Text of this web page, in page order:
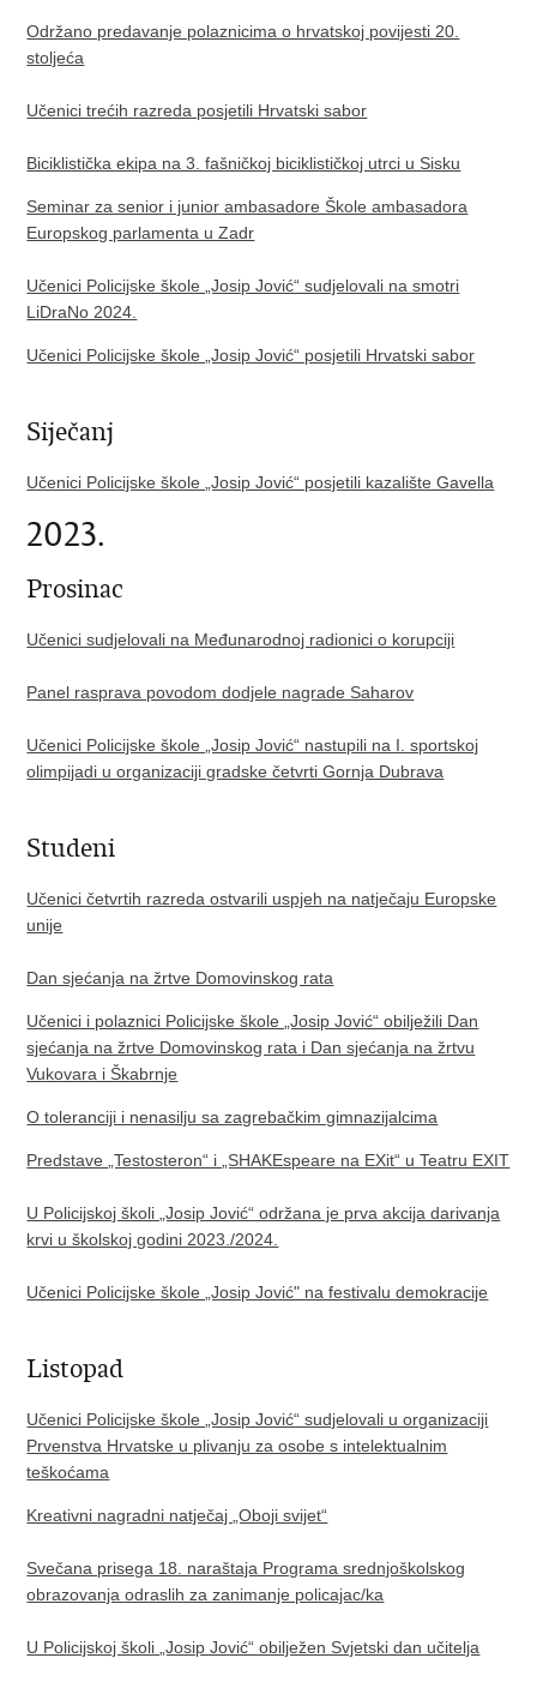
Održano predavanje polaznicima o hrvatskoj povijesti 20.
stoljeća
Učenici trećih razreda posjetili Hrvatski sabor
Biciklistička ekipa na 3. fašničkoj biciklističkoj utrci u Sisku
Seminar za senior i junior ambasadore Škole ambasadora
Europskog parlamenta u Zadr
Učenici Policijske škole „Josip Jović“ sudjelovali na smotri
LiDraNo 2024.
Učenici Policijske škole „Josip Jović“ posjetili Hrvatski sabor
Siječanj
Učenici Policijske škole „Josip Jović“ posjetili kazalište Gavella
2023.
Prosinac
Učenici sudjelovali na Međunarodnoj radionici o korupciji
Panel rasprava povodom dodjele nagrade Saharov
Učenici Policijske škole „Josip Jović“ nastupili na I. sportskoj
olimpijadi u organizaciji gradske četvrti Gornja Dubrava
Studeni
Učenici četvrtih razreda ostvarili uspjeh na natječaju Europske
unije
Dan sjećanja na žrtve Domovinskog rata
Učenici i polaznici Policijske škole „Josip Jović“ obilježili Dan
sjećanja na žrtve Domovinskog rata i Dan sjećanja na žrtvu
Vukovara i Škabrnje
O toleranciji i nenasilju sa zagrebačkim gimnazijalcima
Predstave „Testosteron“ i „SHAKEspeare na EXit“ u Teatru EXIT
U Policijskoj školi „Josip Jović“ održana je prva akcija darivanja
krvi u školskoj godini 2023./2024.
Učenici Policijske škole „Josip Jović" na festivalu demokracije
Listopad
Učenici Policijske škole „Josip Jović“ sudjelovali u organizaciji
Prvenstva Hrvatske u plivanju za osobe s intelektualnim
teškoćama
Kreativni nagradni natječaj „Oboji svijet“
Svečana prisega 18. naraštaja Programa srednjoškolskog
obrazovanja odraslih za zanimanje policajac/ka
U Policijskoj školi „Josip Jović“ obilježen Svjetski dan učitelja